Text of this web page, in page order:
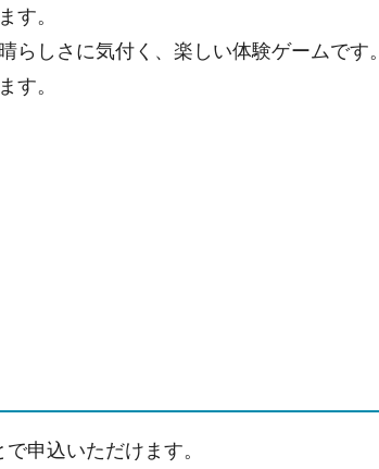
す。
しさに気付く、楽しい体験ゲームです。
す。
申込いただけます。